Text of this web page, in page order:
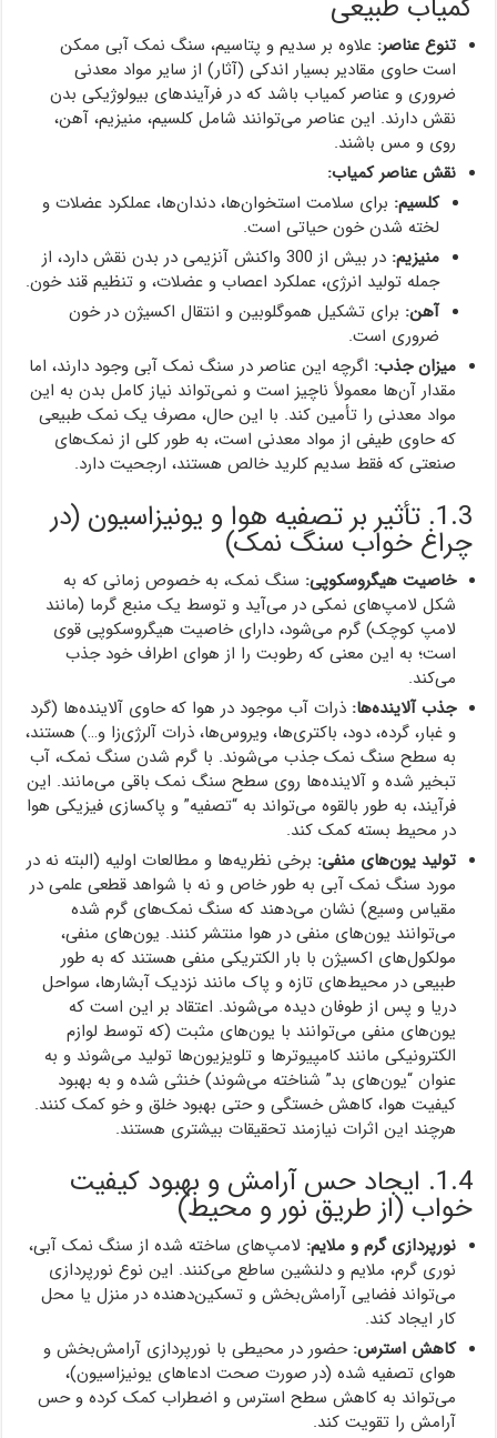
کمیاب طبیعی
تنوع عناصر: علاوه بر سدیم و پتاسیم، سنگ نمک آبی ممکن
است حاوی مقادیر بسیار اندکی (آثار) از سایر مواد معدنی
ضروری و عناصر کمیاب باشد که در فرآیندهای بیولوژیکی بدن
نقش دارند. این عناصر می‌توانند شامل کلسیم، منیزیم، آهن،
روی و مس باشند.
نقش عناصر کمیاب:
کلسیم: برای سلامت استخوان‌ها، دندان‌ها، عملکرد عضلات و
لخته شدن خون حیاتی است.
منیزیم:
در بیش از 300 واکنش آنزیمی در بدن نقش دارد، از
جمله تولید انرژی، عملکرد اعصاب و عضلات، و تنظیم قند خون.
آهن: برای تشکیل هموگلوبین و انتقال اکسیژن در خون
ضروری است.
میزان جذب: اگرچه این عناصر در سنگ نمک آبی وجود دارند، اما
مقدار آن‌ها معمولاً ناچیز است و نمی‌تواند نیاز کامل بدن به این
مواد معدنی را تأمین کند. با این حال، مصرف یک نمک طبیعی
که حاوی طیفی از مواد معدنی است، به طور کلی از نمک‌های
صنعتی که فقط سدیم کلرید خالص هستند، ارجحیت دارد.
1.3. تأثیر بر تصفیه هوا و یونیزاسیون (در
چراغ خواب سنگ نمک)
خاصیت هیگروسکوپی: سنگ نمک، به خصوص زمانی که به
شکل لامپ‌های نمکی در می‌آید و توسط یک منبع گرما (مانند
لامپ کوچک) گرم می‌شود، دارای خاصیت هیگروسکوپی قوی
است؛ به این معنی که رطوبت را از هوای اطراف خود جذب
می‌کند.
جذب آلاینده‌ها: ذرات آب موجود در هوا که حاوی آلاینده‌ها (گرد
و غبار، گرده، دود، باکتری‌ها، ویروس‌ها، ذرات آلرژی‌زا و…) هستند،
به سطح سنگ نمک جذب می‌شوند. با گرم شدن سنگ نمک، آب
تبخیر شده و آلاینده‌ها روی سطح سنگ نمک باقی می‌مانند. این
فرآیند، به طور بالقوه می‌تواند به “تصفیه” و پاکسازی فیزیکی هوا
در محیط بسته کمک کند.
تولید یون‌های منفی: برخی نظریه‌ها و مطالعات اولیه (البته نه در
مورد سنگ نمک آبی به طور خاص و نه با شواهد قطعی علمی در
مقیاس وسیع) نشان می‌دهند که سنگ نمک‌های گرم شده
می‌توانند یون‌های منفی در هوا منتشر کنند. یون‌های منفی،
مولکول‌های اکسیژن با بار الکتریکی منفی هستند که به طور
طبیعی در محیط‌های تازه و پاک مانند نزدیک آبشارها، سواحل
دریا و پس از طوفان دیده می‌شوند. اعتقاد بر این است که
یون‌های منفی می‌توانند با یون‌های مثبت (که توسط لوازم
الکترونیکی مانند کامپیوترها و تلویزیون‌ها تولید می‌شوند و به
عنوان “یون‌های بد” شناخته می‌شوند) خنثی شده و به بهبود
کیفیت هوا، کاهش خستگی و حتی بهبود خلق و خو کمک کنند.
هرچند این اثرات نیازمند تحقیقات بیشتری هستند.
1.4. ایجاد حس آرامش و بهبود کیفیت
خواب (از طریق نور و محیط)
نورپردازی گرم و ملایم: لامپ‌های ساخته شده از سنگ نمک آبی،
نوری گرم، ملایم و دلنشین ساطع می‌کنند. این نوع نورپردازی
می‌تواند فضایی آرامش‌بخش و تسکین‌دهنده در منزل یا محل
کار ایجاد کند.
کاهش استرس: حضور در محیطی با نورپردازی آرامش‌بخش و
هوای تصفیه شده (در صورت صحت ادعاهای یونیزاسیون)،
می‌تواند به کاهش سطح استرس و اضطراب کمک کرده و حس
آرامش را تقویت کند.